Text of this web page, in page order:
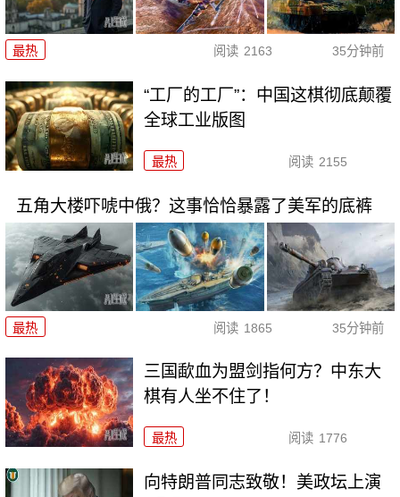
最热 阅读 2163 35分钟前
“工厂的工厂”：中国这棋彻底颠覆
全球工业版图
最热 阅读 2155
五角大楼吓唬中俄？这事恰恰暴露了美军的底裤
最热 阅读 1865 35分钟前
三国歃血为盟剑指何方？中东大
棋有人坐不住了！
最热 阅读 1776
向特朗普同志致敬！美政坛上演